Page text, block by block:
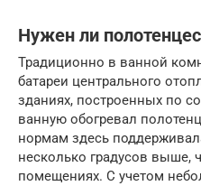
Нужен ли
Традиционно в ванной
батареи центрального
зданиях, построенных по
ванную обогревал
нормам здесь
несколько градусов выше,
помещениях. С учетом